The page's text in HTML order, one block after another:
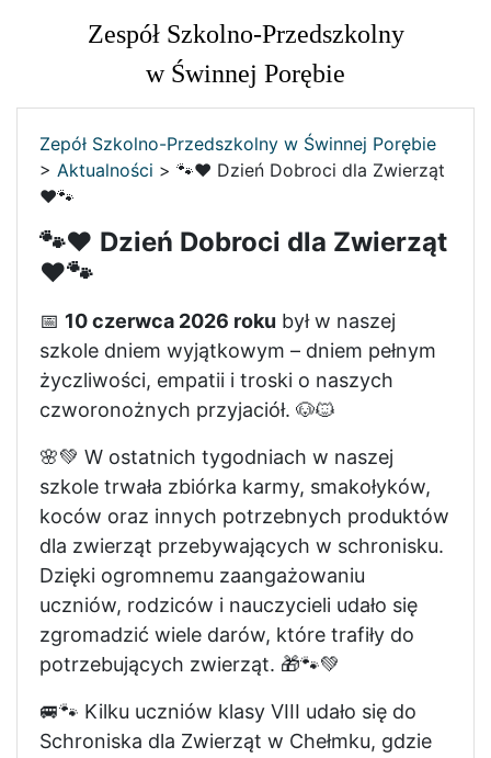
Zespół Szkolno-Przedszkolny
w Świnnej Porębie
Zepół Szkolno-Przedszkolny w Świnnej Porębie
> Aktualności > 🐾❤️ Dzień Dobroci dla Zwierząt
❤️🐾
🐾❤️ Dzień Dobroci dla Zwierząt
❤️🐾
📅 10 czerwca 2026 roku był w naszej
szkole dniem wyjątkowym – dniem pełnym
życzliwości, empatii i troski o naszych
czworonożnych przyjaciół. 🐶🐱
🌸💚 W ostatnich tygodniach w naszej
szkole trwała zbiórka karmy, smakołyków,
koców oraz innych potrzebnych produktów
dla zwierząt przebywających w schronisku.
Dzięki ogromnemu zaangażowaniu
uczniów, rodziców i nauczycieli udało się
zgromadzić wiele darów, które trafiły do
potrzebujących zwierząt. 🎁🐾💚
🚐🐾 Kilku uczniów klasy VIII udało się do
Schroniska dla Zwierząt w Chełmku, gdzie